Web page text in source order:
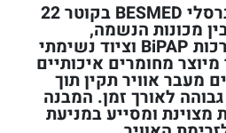
צינור הנשמה אוניברסלי BESMED בקוטר 22
מכונות הנשמה,
מערכות CPAP, מערכות BiPAP וציוד נשימתי
מיוצר מחומרים איכותיים
מעבר אוויר תקין תוך
לאורך זמן. המבנה
מצוינת ומסייע במניעת